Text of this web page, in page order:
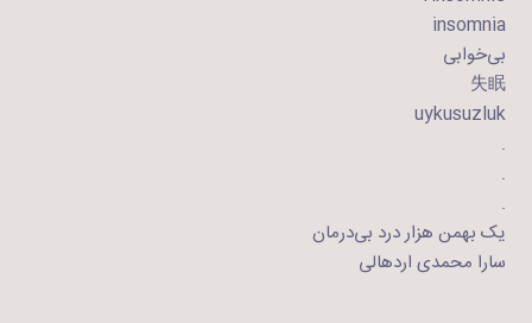
insomnia
بی‌خوابی
失眠
uykusuzluk
.
.
.
یک بهمن هزار درد بی‌درمان
سارا محمدی اردهالی